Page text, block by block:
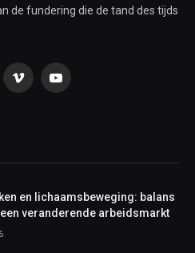
de fundering die de tand des tijds
Vimeo YouTube
en lichaamsbeweging: balans
veranderende arbeidsmarkt